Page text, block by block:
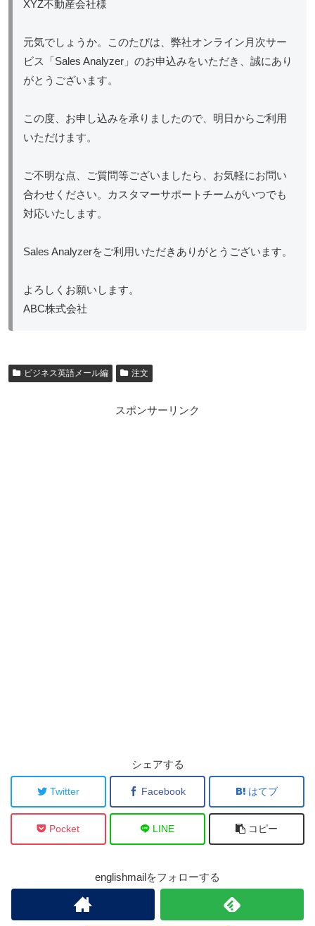
XYZ不動産会社様
元気でしょうか。このたびは、弊社オンライン月次サー
ビス「Sales Analyzer」のお申込みをいただき、誠にあり
がとうございます。
この度、お申し込みを承りましたので、明日からご利用
いただけます。
ご不明な点、ご質問等ございましたら、お気軽にお問い
合わせください。カスタマーサポートチームがいつでも
対応いたします。
Sales Analyzerをご利用いただきありがとうございます。
よろしくお願いします。
ABC株式会社
ビジネス英語メール編 注文
スポンサーリンク
シェアする
Twitter Facebook はてブ
Pocket LINE コピー
englishmailをフォローする